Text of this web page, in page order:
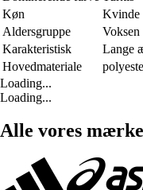
Køn
Kvinde
Aldersgruppe
Voksen
Karakteristisk
Lange
Hovedmateriale
Loading...
Loading...
Alle vores